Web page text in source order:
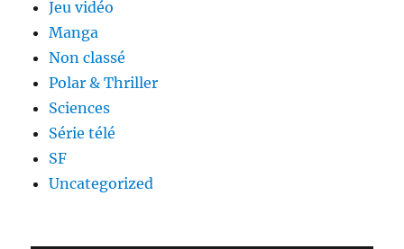
Jeu vidéo
Manga
Non classé
Polar & Thriller
Sciences
Série télé
SF
Uncategorized